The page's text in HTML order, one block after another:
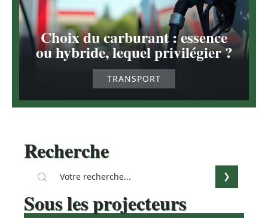
Choix du carburant : essence
ou hybride, lequel privilégier ?
TRANSPORT
Recherche
Sous les projecteurs